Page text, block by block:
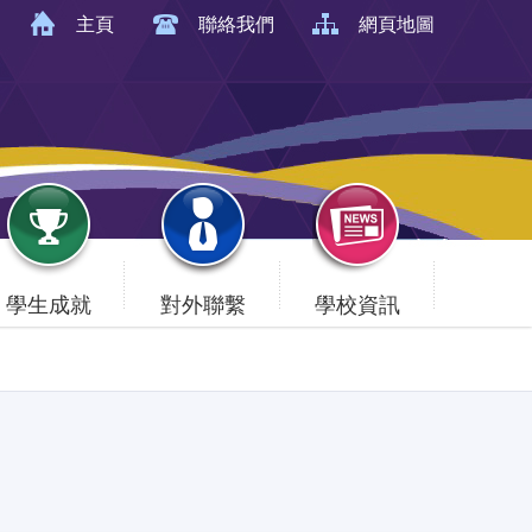
主頁 聯絡我們 網頁地圖
學生成就 對外聯繫 學校資訊